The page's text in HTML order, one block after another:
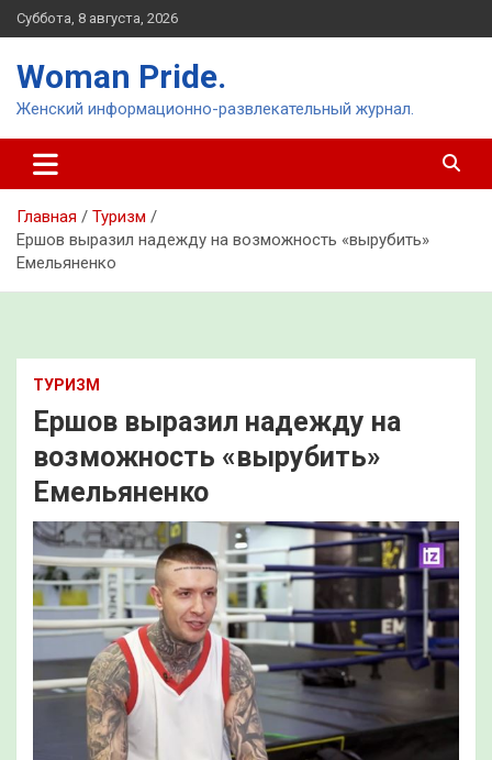
Перейти
к
Суббота, 8 августа, 2026
Woman Pride.
Женский информационно-развлекательный журнал.
Главная
Туризм
Ершов выразил надежду на возможность «вырубить»
Емельяненко
ТУРИЗМ
Ершов выразил надежду на
возможность «вырубить»
Емельяненко